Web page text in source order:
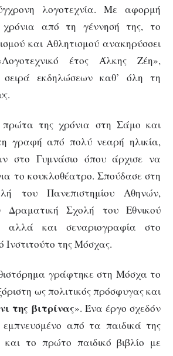
λογοτεχνία. Με αφορμή
από τη γέννησή της, το
και Αθλητισμού ανακηρύσσει
έτος Άλκης Ζέη»,
σειρά εκδηλώσεων καθ’ όλη τη
πρώτα της χρόνια στη Σάμο και
γραφή από πολύ νεαρή ηλικία,
στο Γυμνάσιο όπου άρχισε να
το κουκλοθέατρο. Σπούδασε στη
του Πανεπιστημίου Αθηνών,
Δραματική Σχολή του Εθνικού
αλλά και σεναριογραφία στο
της Μόσχας.
γράφτηκε στη Μόσχα το
ως πολιτικός πρόσφυγας και
της βιτρίνας». Ένα έργο σχεδόν
εμπνευσμένο από τα παιδικά της
και το πρώτο παιδικό βιβλίο με